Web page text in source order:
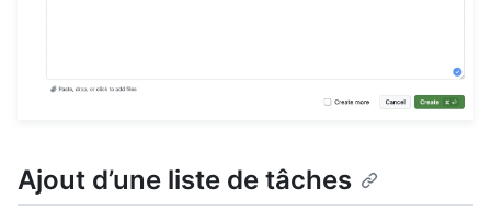
Ajout d’une liste de tâches